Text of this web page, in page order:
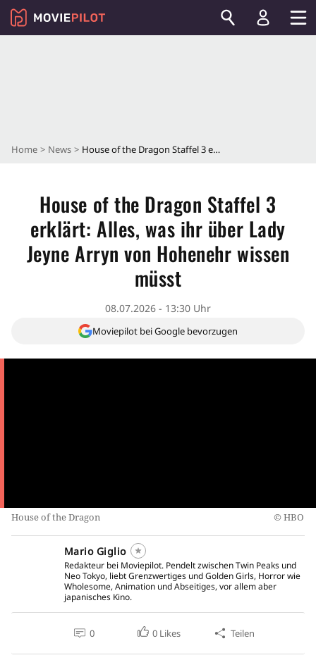
Home News House of the Dragon Staffel 3 erklärt: Alles, was ihr über Lady Jeyne Arryn von Hohenehr wissen müsst
House of the Dragon Staffel 3
erklärt: Alles, was ihr über Lady
Jeyne Arryn von Hohenehr wissen
müsst
08.07.2026 - 13:30 Uhr
Moviepilot bei Google bevorzugen
House of the Dragon HBO
Mario Giglio
Redakteur bei Moviepilot. Pendelt zwischen Twin Peaks und
Neo Tokyo, liebt Grenzwertiges und Golden Girls, Horror wie
Wholesome, Animation und Abseitiges, vor allem aber
japanisches Kino.
0 0 Likes Teilen